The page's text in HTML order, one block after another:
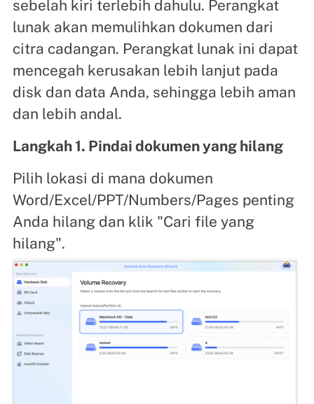
sebelah kiri terlebih dahulu. Perangkat
lunak akan memulihkan dokumen dari
citra cadangan. Perangkat lunak ini dapat
mencegah kerusakan lebih lanjut pada
disk dan data Anda, sehingga lebih aman
dan lebih andal.
Langkah 1. Pindai dokumen yang hilang
Pilih lokasi di mana dokumen
Word/Excel/PPT/Numbers/Pages penting
Anda hilang dan klik "Cari file yang
hilang".